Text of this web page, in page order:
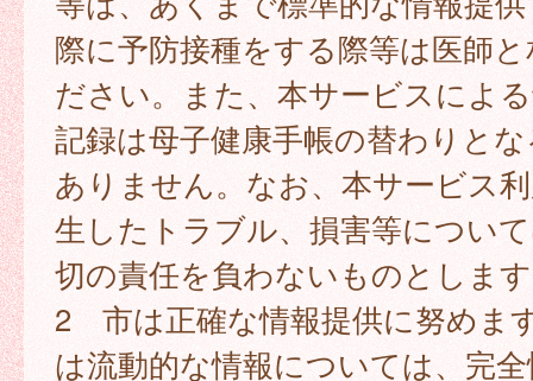
際に予防接種をする際等は医師
ださい。また、本サービスによ
記録は母子健康手帳の替わりと
ありません。なお、本サービス
生したトラブル、損害等につい
切の責任を負わないものとしま
2 市は正確な情報提供に努めま
は流動的な情報については、完